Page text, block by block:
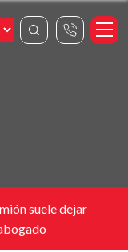
suele dejar